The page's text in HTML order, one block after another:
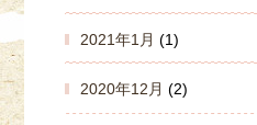
2021年1月 (1)
2020年12月 (2)